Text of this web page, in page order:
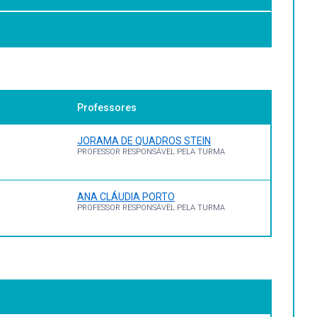
Professores
JORAMA DE QUADROS STEIN
PROFESSOR RESPONSÁVEL PELA TURMA
ANA CLÁUDIA PORTO
PROFESSOR RESPONSÁVEL PELA TURMA